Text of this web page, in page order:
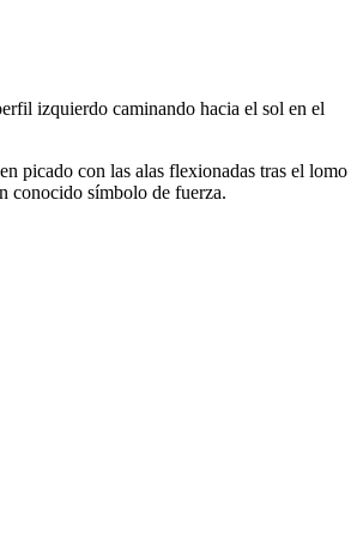
izquierdo caminando hacia el sol en el
picado con las alas flexionadas tras el lomo
conocido símbolo de fuerza.